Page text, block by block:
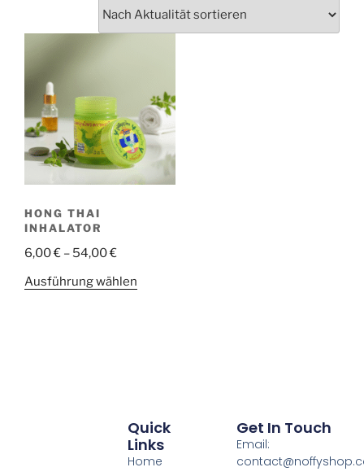
HONG THAI
INHALATOR
6,00€ – 54,00€
Ausführung wählen
Quick
Links
Home
Get In Touch
Email: